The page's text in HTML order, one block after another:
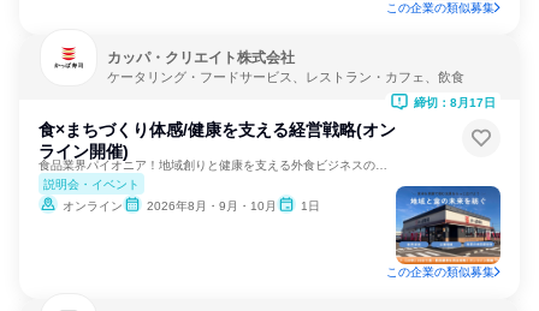
この企業の類似募集
カッパ・クリエイト株式会社
ケータリング・フードサービス、レストラン・カフェ、飲食
食×まちづくり体感/健康を支える経営戦略(オン
ライン開催)
説明会・イベント
オンライン
2026年8月・9月・10月 1日
締切：8月17日
この企業の類似募集